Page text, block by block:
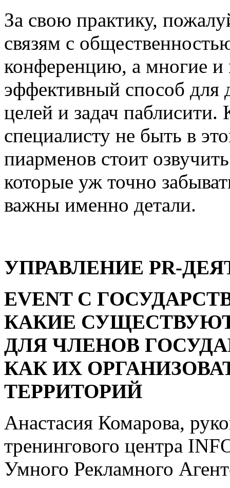
За свою практику,
связям с
конференцию, а многие и
эффективный способ для
целей и задач
специалисту не быть в
пиарменов стоит
которые уж точно
важны именно детали.
УПРАВЛЕНИЕ PR-
EVENT С
КАКИЕ
ДЛЯ ЧЛЕНОВ
КАК ИХ
ТЕРРИТОРИЙ
Анастасия Комарова,
тренингового центра
Умного Рекламного